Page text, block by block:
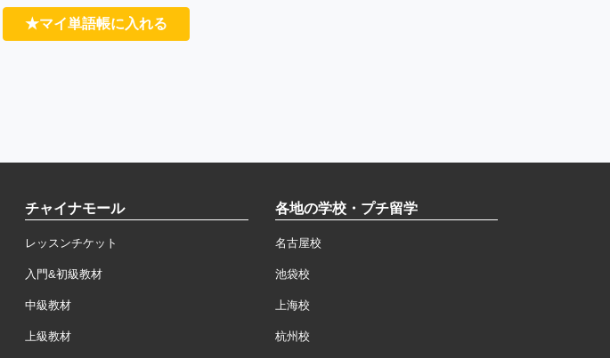
★マイ単語帳に入れる
チャイナモール
レッスンチケット
入門&初級教材
中級教材
上級教材
各地の学校・プチ留学
名古屋校
池袋校
上海校
杭州校